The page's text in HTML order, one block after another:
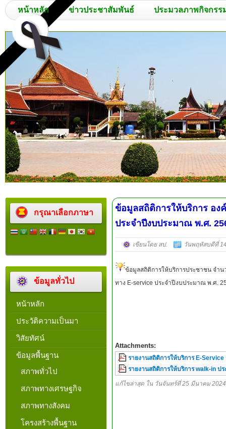
หน้าหลัก ข่าวประชาสัมพันธ์ ประมวลภาพกิจกรร
กรุณาเลือกภาษา
ข้อมูลทั่วไป
หน้าหลัก
ประวัติความเป็นมา
วิสัยทัศน์
ข้อมูลพื้นฐาน
สภาพทั่วไป
สภาพทางเศรษฐกิจ
สภาพทางสังคม
โครงสร้างพื้นฐาน
ข้อมูลสถิติการให้บริการ อง
ประจำปีงบประมาณ พ.ศ.
เขียนโดย สป. วันพฤหัสบดีที่
ข้อมูลสถิติการให้บริการประชาชน จำ
ทาง E-service ประจำปีงบประมาณ พ.ศ.
Attachments:
รายงานสถิติการให้บริการ E-
รายงานสถิติการให้บริการ walk-in ป
แก้ไขล่าสุด ใน วันจันทร์ที่ 25 มีนาคม 2024